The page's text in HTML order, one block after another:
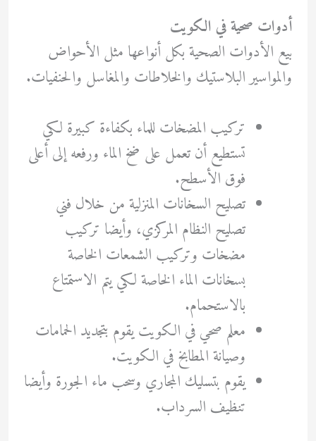
أدوات صحية في الكويت
بيع الأدوات الصحية بكل أنواعها مثل الأحواض
والمواسير البلاستيك والخلاطات والمغاسل والحنفيات.
تركيب المضخات للماء بكفاءة كبيرة لكي
تستطيع أن تعمل على ضخ الماء ورفعه إلى أعلى
فوق الأسطح.
تصليح السخانات المنزلية من خلال فني
تصليح النظام المركزي، وأيضا تركيب
مضخات وتركيب الشمعات الخاصة
بسخانات الماء الخاصة لكي يتم الاستمتاع
بالاستحمام.
معلم صحي في الكويت يقوم بتجديد الحمامات
وصيانة المطابخ في الكويت.
يقوم بتسليك المجاري وسحب ماء الجورة وأيضا
تنظيف السرداب.